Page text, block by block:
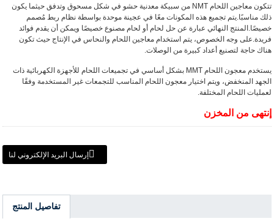
تتكون معاجين اللحام NMT من سبيكة معدنية حشو في شكل مسحوق وتدفق حيثما يكون
ذلك مناسبًا.يتم تجميع هذه المكونات معًا في عجينة موحدة بواسطة نظام ربط مُصمم
خصيصًا.المنتج النهائي عبارة عن حل لحام أو لحام مصنوع خصيصًا ويمكن أن يقدم فوائد
فريدة.على وجه الخصوص، يتم استخدام معاجين اللحام والنحاس في الإنتاج حيث تكون
هناك حاجة لتصنيع أعداد كبيرة من الوصلات.
يستخدم معجون اللحام MMT بشكل أساسي في تجميعات اللحام للأجهزة الكهربائية ذات
الجهد المنخفض، ويتم اختيار معجون اللحام المناسب للتجمعات غير المستخدمة وفقًا
لعمليات اللحام المختلفة.
إنتهى من المخزن
إرسال البريد الإلكتروني لنا
تفاصيل المنتج